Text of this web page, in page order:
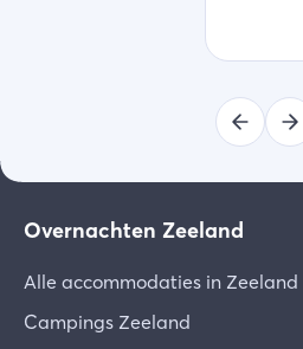
Overnachten Zeeland
Alle accommodaties in Zeeland
Campings Zeeland